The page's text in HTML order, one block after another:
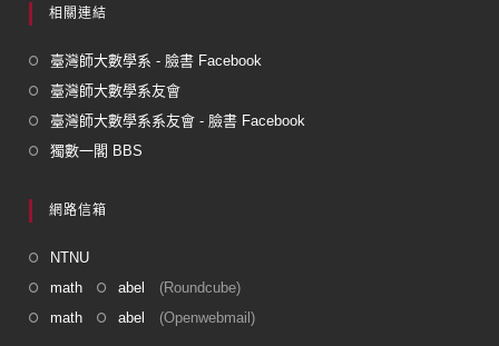
相關連結
臺灣師大數學系 - 臉書 Facebook
臺灣師大數學系友會
臺灣師大數學系系友會 - 臉書 Facebook
獨數一閣 BBS
網路信箱
NTNU
math
abel
(Roundcube)
math
abel (Openwebmail)